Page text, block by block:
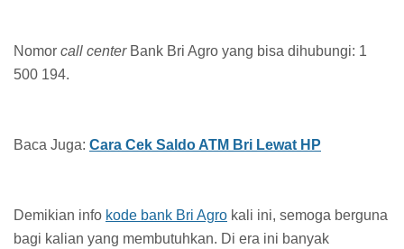
Nomor call centerBank Bri Agro yang bisa dihubungi: 1
500 194.
Baca Juga: Cara Cek Saldo ATM Bri Lewat HP
Demikian info kode bank Bri Agro kali ini, semoga berguna
bagi kalian yang membutuhkan. Di era ini banyak